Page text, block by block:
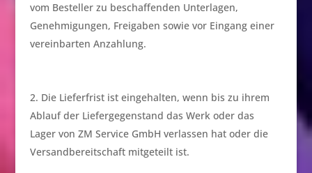
vom Besteller zu beschaffenden Unterlagen,
Genehmigungen, Freigaben sowie vor Eingang einer
vereinbarten Anzahlung.
Die Lieferfrist ist eingehalten, wenn bis zu ihrem
Ablauf der Liefergegenstand das Werk oder das
Lager von ZM Service GmbH verlassen hat oder die
Versandbereitschaft mitgeteilt ist.